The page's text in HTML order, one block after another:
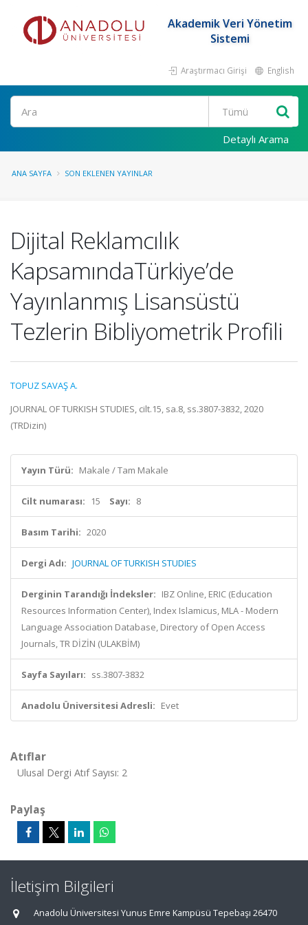
Akademik Veri Yönetim
Sistemi
Araştırmacı Girişi English
Ara
Detaylı Arama
ANA SAYFA SON EKLENEN YAYINLAR
Dijital Reklamcılık
KapsamındaTürkiye’de
Yayınlanmış Lisansüstü
Tezlerin Bibliyometrik Profili
TOPUZ SAVAŞ A.
JOURNAL OF TURKISH STUDIES, cilt.15, sa.8, ss.3807-3832, 2020
(TRDizin)
Yayın Türü: Makale / Tam Makale
Cilt numarası: 15 Sayı: 8
Basım Tarihi: 2020
Dergi Adı: JOURNAL OF TURKISH STUDIES
Derginin Tarandığı İndeksler: IBZ Online, ERIC (Education
Resources Information Center), Index Islamicus, MLA - Modern
Language Association Database, Directory of Open Access
Journals, TR DİZİN (ULAKBİM)
Sayfa Sayıları: ss.3807-3832
Anadolu Üniversitesi Adresli: Evet
Atıflar
Ulusal Dergi Atıf Sayısı: 2
Paylaş
İletişim Bilgileri
Anadolu Üniversitesi Yunus Emre Kampüsü Tepebaşı 26470